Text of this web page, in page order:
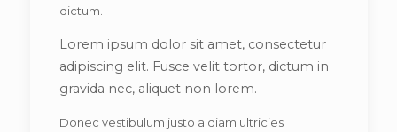
dictum.
Lorem ipsum dolor sit amet, consectetur
adipiscing elit. Fusce velit tortor, dictum in
gravida nec, aliquet non lorem.
Donec vestibulum justo a diam ultricies